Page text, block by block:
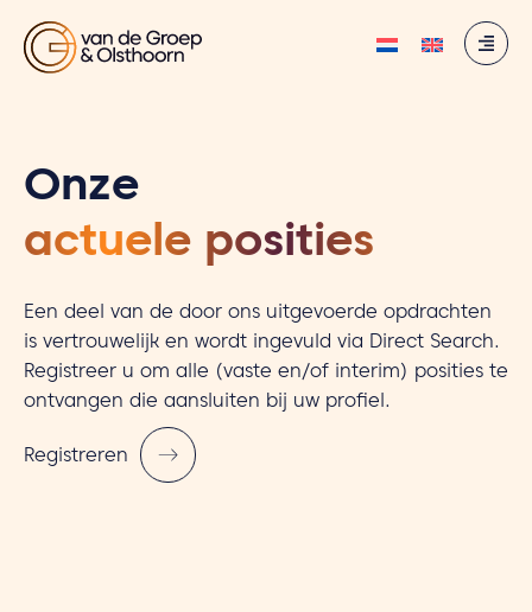
Onze
actuele posities
Een deel van de door ons uitgevoerde opdrachten
is vertrouwelijk en wordt ingevuld via Direct Search.
Registreer u om alle (vaste en/of interim) posities te
ontvangen die aansluiten bij uw profiel.
Registreren